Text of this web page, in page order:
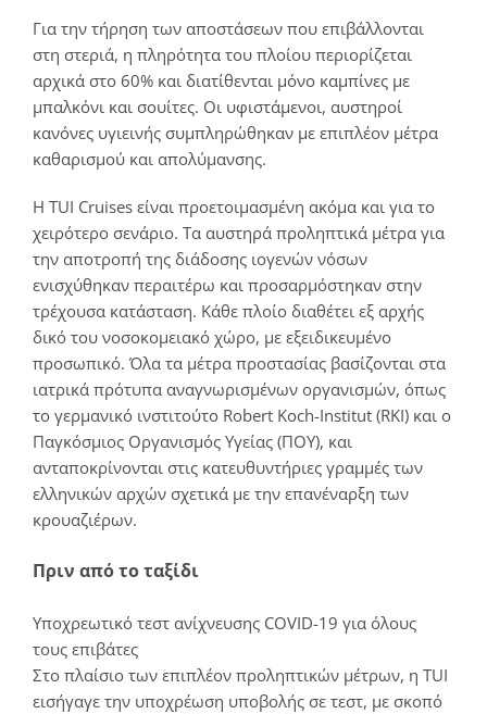
Για την τήρηση των αποστάσεων που επιβάλλονται
στη στεριά, η πληρότητα του πλοίου περιορίζεται
αρχικά στο 60% και διατίθενται μόνο καμπίνες με
μπαλκόνι και σουίτες. Οι υφιστάμενοι, αυστηροί
κανόνες υγιεινής συμπληρώθηκαν με επιπλέον μέτρα
καθαρισμού και απολύμανσης.
Η TUI Cruises είναι προετοιμασμένη ακόμα και για το
χειρότερο σενάριο. Τα αυστηρά προληπτικά μέτρα για
την αποτροπή της διάδοσης ιογενών νόσων
ενισχύθηκαν περαιτέρω και προσαρμόστηκαν στην
τρέχουσα κατάσταση. Κάθε πλοίο διαθέτει εξ αρχής
δικό του νοσοκομειακό χώρο, με εξειδικευμένο
προσωπικό. Όλα τα μέτρα προστασίας βασίζονται στα
ιατρικά πρότυπα αναγνωρισμένων οργανισμών, όπως
το γερμανικό ινστιτούτο Robert Koch-Institut (RKI) και ο
Παγκόσμιος Οργανισμός Υγείας (ΠΟΥ), και
ανταποκρίνονται στις κατευθυντήριες γραμμές των
ελληνικών αρχών σχετικά με την επανέναρξη των
κρουαζιέρων.
Πριν από το ταξίδι
Υποχρεωτικό τεστ ανίχνευσης COVID-19 για όλους
τους επιβάτες
Στο πλαίσιο των επιπλέον προληπτικών μέτρων, η TUI
εισήγαγε την υποχρέωση υποβολής σε τεστ, με σκοπό